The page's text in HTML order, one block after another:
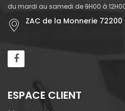
du mardi au samedi de 9H00 à
ZAC de la Monnerie 72200
ESPACE CLIENT